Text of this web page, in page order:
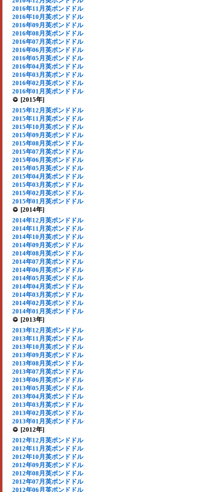
2016年11月英ポンドドル
2016年10月英ポンドドル
2016年09月英ポンドドル
2016年08月英ポンドドル
2016年07月英ポンドドル
2016年06月英ポンドドル
2016年05月英ポンドドル
2016年04月英ポンドドル
2016年03月英ポンドドル
2016年02月英ポンドドル
2016年01月英ポンドドル
[2015年]
2015年12月英ポンドドル
2015年11月英ポンドドル
2015年10月英ポンドドル
2015年09月英ポンドドル
2015年08月英ポンドドル
2015年07月英ポンドドル
2015年06月英ポンドドル
2015年05月英ポンドドル
2015年04月英ポンドドル
2015年03月英ポンドドル
2015年02月英ポンドドル
2015年01月英ポンドドル
[2014年]
2014年12月英ポンドドル
2014年11月英ポンドドル
2014年10月英ポンドドル
2014年09月英ポンドドル
2014年08月英ポンドドル
2014年07月英ポンドドル
2014年06月英ポンドドル
2014年05月英ポンドドル
2014年04月英ポンドドル
2014年03月英ポンドドル
2014年02月英ポンドドル
2014年01月英ポンドドル
[2013年]
2013年12月英ポンドドル
2013年11月英ポンドドル
2013年10月英ポンドドル
2013年09月英ポンドドル
2013年08月英ポンドドル
2013年07月英ポンドドル
2013年06月英ポンドドル
2013年05月英ポンドドル
2013年04月英ポンドドル
2013年03月英ポンドドル
2013年02月英ポンドドル
2013年01月英ポンドドル
[2012年]
2012年12月英ポンドドル
2012年11月英ポンドドル
2012年10月英ポンドドル
2012年09月英ポンドドル
2012年08月英ポンドドル
2012年07月英ポンドドル
2012年06月英ポンドドル